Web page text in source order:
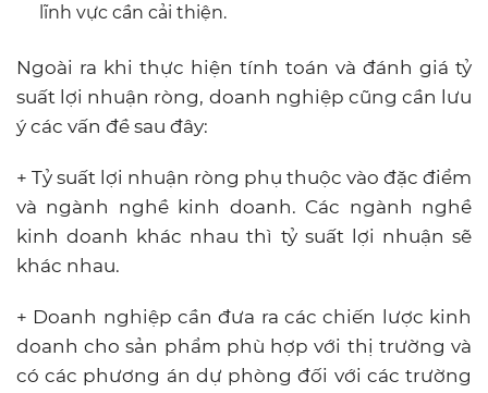
lĩnh vực cần cải thiện.
Ngoài ra khi thực hiện tính toán và đánh giá tỷ
suất lợi nhuận ròng, doanh nghiệp cũng cần lưu
ý các vấn đề sau đây:
+ Tỷ suất lợi nhuận ròng phụ thuộc vào đặc điểm
và ngành nghề kinh doanh. Các ngành nghề
kinh doanh khác nhau thì tỷ suất lợi nhuận sẽ
khác nhau.
+ Doanh nghiệp cần đưa ra các chiến lược kinh
doanh cho sản phẩm phù hợp với thị trường và
có các phương án dự phòng đối với các trường